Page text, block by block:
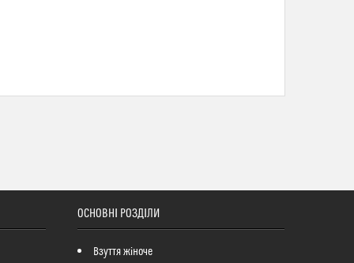
ОСНОВНІ РОЗДІЛИ
Взуття жіноче